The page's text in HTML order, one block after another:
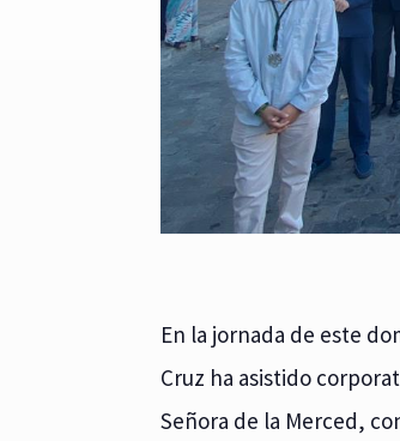
En la jornada de este
Cruz ha asistido
Señora de la Merced,